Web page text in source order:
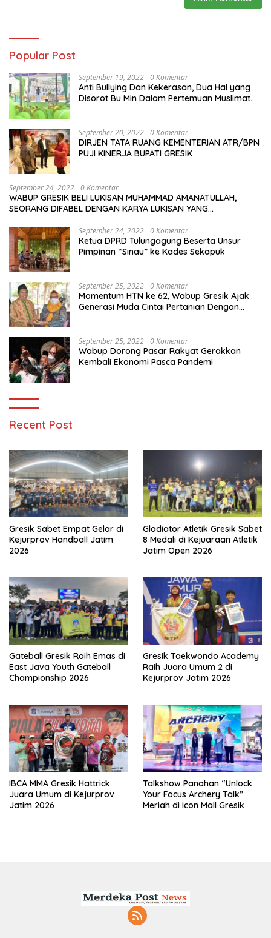
Popular Post
September 19, 2022 0 Komentar
Anti Bullying Dan Kekerasan, Dua Hal yang
Disorot Bu Min Dalam Pertemuan Muslimat
September 20, 2022 0 Komentar
DIRJEN TATA RUANG KEMENTERIAN ATR/BPN
PUJI KINERJA BUPATI GRESIK
September 24, 2022 0 Komentar
WABUP GRESIK BELI LUKISAN MUHAMMAD AMANATULLAH,
SEORANG DIFABEL DENGAN KARYA LUKISAN YANG
September 24, 2022 0 Komentar
Ketua DPRD Tulungagung Beserta Unsur
Pimpinan “Sinau” ke Kades Sekapuk
September 25, 2022 0 Komentar
Momentum HTN ke 62, Wabup Gresik Ajak
Generasi Muda Cintai Pertanian Dengan
September 25, 2022 0 Komentar
Wabup Dorong Pasar Rakyat Gerakkan
Kembali Ekonomi Pasca Pandemi
Recent Post
Gresik Sabet Empat Gelar di
Kejurprov Handball Jatim
2026
Gladiator Atletik Gresik Sabet
8 Medali di Kejuaraan Atletik
Jatim Open 2026
Gateball Gresik Raih Emas di
East Java Youth Gateball
Championship 2026
Gresik Taekwondo Academy
Raih Juara Umum 2 di
Kejurprov Jatim 2026
IBCA MMA Gresik Hattrick
Juara Umum di Kejurprov
Jatim 2026
Talkshow Panahan “Unlock
Your Focus Archery Talk”
Meriah di Icon Mall Gresik